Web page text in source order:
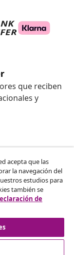
que reciben
y
acepta que las
la navegación del
estudios para
también se
de